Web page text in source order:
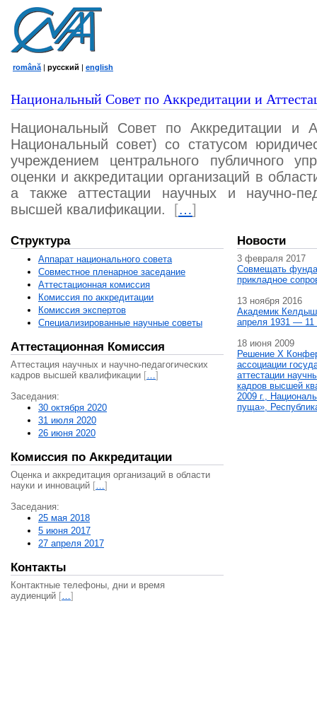
română | русский | english
Национальный Совет по Аккредитации и
Национальный Совет по Аккредитации и
Национальный совет) со статусом
учреждением центрального публичного
оценки и аккредитации организаций в
а также аттестации научных и научно-
высшей квалификации.
[…]
Структура
Аппарат национального совета
Совместное пленарное заседание
Аттестационная комисcия
Комиссия по аккредитации
Комиссия экспертов
Специализированные научные советы
Аттестационная Комиссия
Аттестация научных и научно-педагогических
кадров высшей квалификации […]
Заседания:
30 октября 2020
31 июля 2020
26 июня 2020
Комиссия по Аккредитации
Оценка и аккредитация организаций в области
науки и инноваций […]
Заседания:
25 мая 2018
5 июня 2017
27 апреля 2017
Контакты
Контактные телефоны, дни и время
аудиенций […]
Новости
3 февраля 2017
Совмещать
прикладное
13 ноября 2016
Академик
апреля 1931 — 11
18 июня 2009
Решение X
ассоциации
аттестации
кадров высшей
2009 г.,
пуща»,